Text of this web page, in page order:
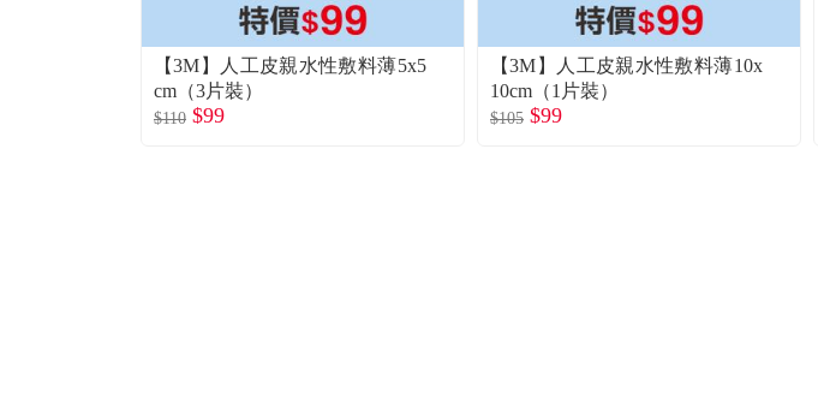
【3M】人工皮親水性敷料薄5x5
cm（3片裝）
$110 $99
【3M】人工皮親水性敷料薄10x
10cm（1片裝）
$105 $99